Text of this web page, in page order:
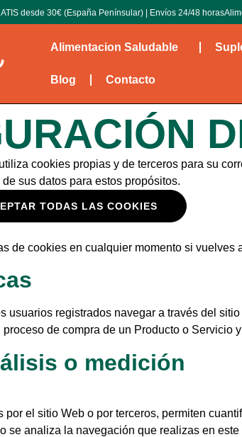
desde 30€ (España Penínsular) | Envíos 24/48 horas
Alimentacion Saludable
Blog Contacto
cookies propias y de terceros para su
sus datos para estos propósitos.
TODAS LAS COOKIES
de cookies en cualquier momento si
usuarios registrados navegar a través del
de compra de un Producto o Servicio
o medición
por el sitio Web o por terceros, permiten
se analiza la navegación que realizas en